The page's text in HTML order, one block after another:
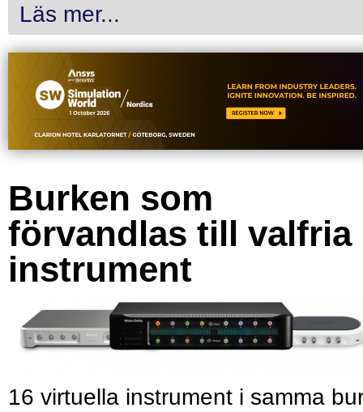
Läs mer...
Burken som
förvandlas till valfria
instrument
16 virtuella instrument i samma